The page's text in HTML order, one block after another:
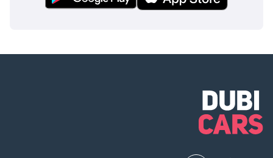
الموقع:
تابعنا:
Instagram: @360
TikTok: @360